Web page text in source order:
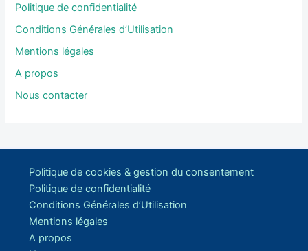
Politique de confidentialité
Conditions Générales d’Utilisation
Mentions légales
A propos
Nous contacter
Politique de cookies & gestion du consentement
Politique de confidentialité
Conditions Générales d’Utilisation
Mentions légales
A propos